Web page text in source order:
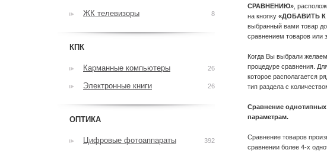
СРАВНЕНИЮ» ,
на кнопку «ДОБАВИТЬ
выбранный вами товар
сравнением товаров или
Когда Вы выбрали
процедуре сравнения.
которое располагается
тип раздела с
Сравнение
параметрам.
Сравнение товаров
сравнении более 4-х
ЖК телевизоры 8
КПК
Карманные компьютеры 26
Электронные книги 26
ОПТИКА
Цифровые фотоаппараты 392